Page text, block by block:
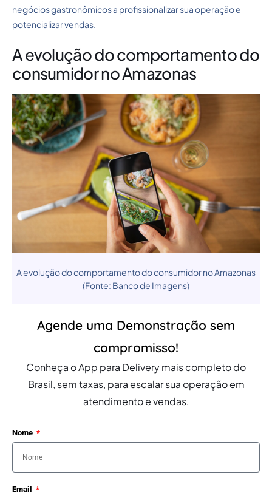
negócios gastronômicos a profissionalizar sua operação e
potencializar vendas.
A evolução do comportamento do
consumidor no Amazonas
A evolução do comportamento do consumidor no Amazonas
(Fonte: Banco de Imagens)
Agende uma Demonstração sem
compromisso!
Conheça o App para Delivery mais completo do
Brasil, sem taxas, para escalar sua operação em
atendimento e vendas.
Nome
Email